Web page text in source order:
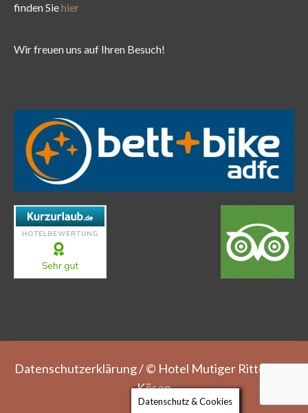
finden Siehier
Wir freuen uns auf Ihren Besuch!
Datenschutzerklärung/ © Hotel Mutiger Ritter Bad
Kösen
Datenschutz & Cookies